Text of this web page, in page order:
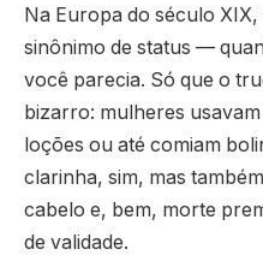
Na Europa do século
sinônimo de status —
você parecia. Só que o
bizarro: mulheres
loções ou até comiam
clarinha, sim, mas
cabelo e, bem, morte
de validade.